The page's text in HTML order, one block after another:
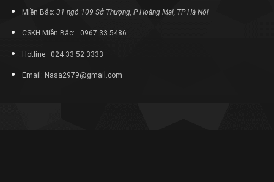
Miền Bắc: 31 ngõ 109 Sở Thượng, P Hoàng Mai, TP Hà Nội
CSKH Miền Bắc: 0967 33 5486
Hotline: 024 33 52 3333
Email: Nasa2979@gmail.com